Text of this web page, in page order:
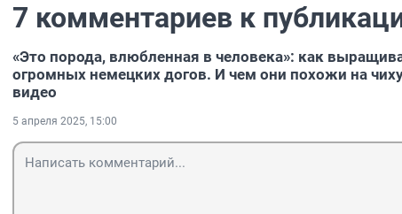
7 комментариев к
«Это порода, влюбленная в человека»: как
огромных немецких догов. И чем они похожи на
видео
5 апреля 2025, 15:00